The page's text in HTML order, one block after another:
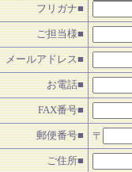
フリガナ■
ご担当様■
メールアドレス■
お電話■
FAX番号■
郵便番号■ 〒
ご住所■